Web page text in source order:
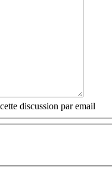
discussion par email